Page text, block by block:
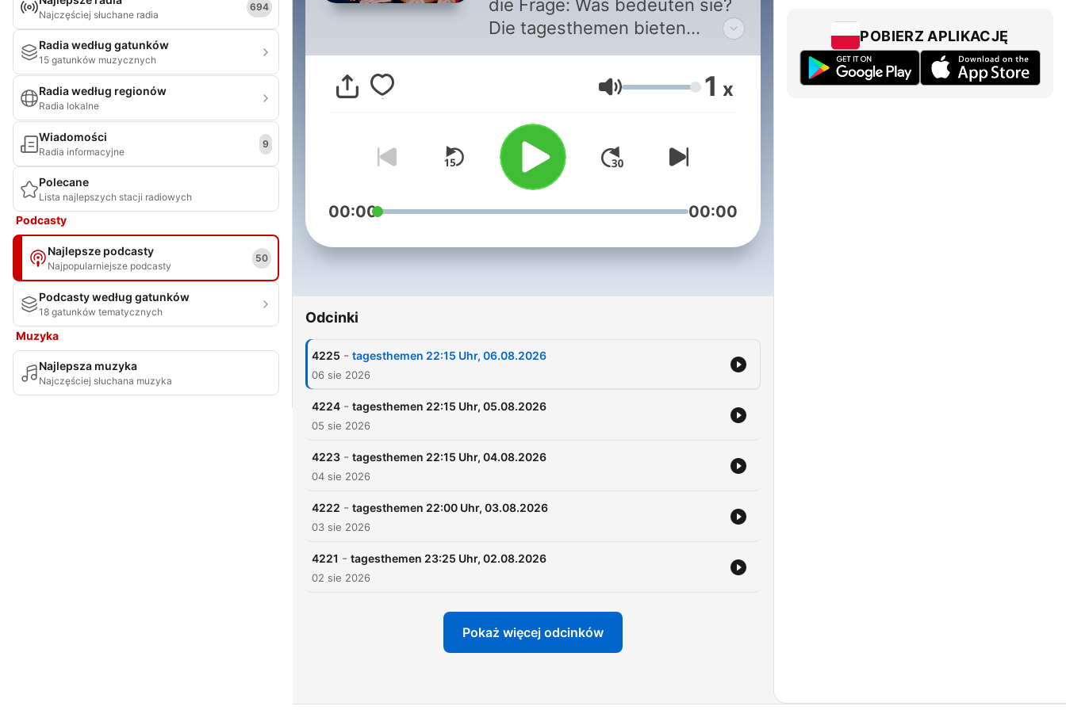
Najczęściej słuchane radia
694
Radia według gatunków
15 gatunków muzycznych
Radia według regionów
Radia lokalne
Wiadomości
Radia informacyjne
9
Polecane
Lista najlepszych stacji radiowych
Podcasty
Najlepsze podcasty
Najpopularniejsze podcasty
50
Podcasty według gatunków
18 gatunków tematycznych
Muzyka
Najlepsza muzyka
Najczęściej słuchana muzyka
die Frage: Was bedeuten sie?
Die tagesthemen bieten
weiterführende Informationen
zu dem, was aktuell wichtig ist.
Sie liefern Erklärung und
Analyse, sowie Beispiele von
vor Ort. Hier zum Nachhören.
Głośność 1 x
00:00 00:00
Odcinki
4225 - tagesthemen 22:15 Uhr, 06.08.2026
06 sie 2026
4224 - tagesthemen 22:15 Uhr, 05.08.2026
05 sie 2026
4223 - tagesthemen 22:15 Uhr, 04.08.2026
04 sie 2026
4222 - tagesthemen 22:00 Uhr, 03.08.2026
03 sie 2026
4221 - tagesthemen 23:25 Uhr, 02.08.2026
02 sie 2026
Pokaż więcej odcinków
POBIERZ APLIKACJĘ